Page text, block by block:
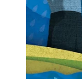
日本購物 電子